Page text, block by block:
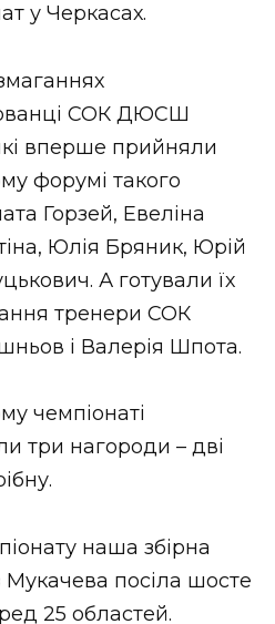
НОВИНИ
УКРАЇНИ
у Черкасах.
СОК ДЮСШ
вперше прийняли
форумі такого
Горзей, Евеліна
Юлія Бряник, Юрій
А готували їх
тренери СОК
і Валерія Шпота.
чемпіонаті
три нагороди – дві
наша збірна
Мукачева посіла шосте
25 областей.